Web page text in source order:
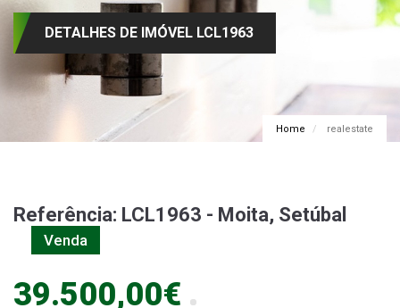
Home realestate
DETALHES DE IMÓVEL LCL1963
Referência: LCL1963 - Moita, Setúbal
Venda
39.500,00€